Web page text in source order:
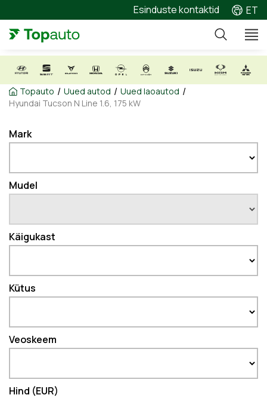
Esinduste kontaktid ET
Topauto / Uued autod / Uued laoautod /
Hyundai Tucson N Line 1.6, 175 kW
Mark
Mudel
Käigukast
Kütus
Veoskeem
Hind (EUR)